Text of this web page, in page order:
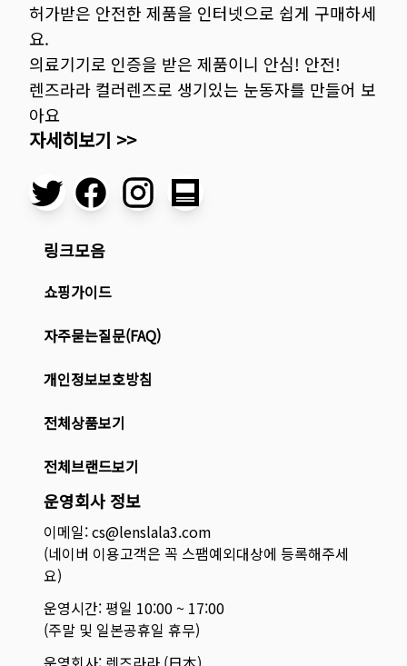
허가받은 안전한 제품을 인터넷으로 쉽게 구매하세
요.
의료기기로 인증을 받은 제품이니 안심! 안전!
렌즈라라 컬러렌즈로 생기있는 눈동자를 만들어 보
아요
자세히보기 >>
링크모음
쇼핑가이드
자주묻는질문(FAQ)
개인정보보호방침
전체상품보기
전체브랜드보기
운영회사 정보
이메일: cs@lenslala3.com
(네이버 이용고객은 꼭 스팸예외대상에 등록해주세
요)
운영시간: 평일 10:00 ~ 17:00
(주말 및 일본공휴일 휴무)